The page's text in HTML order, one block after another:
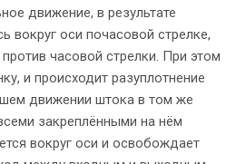
движение, в результате
вокруг оси почасовой стрелке,
часовой стрелки. При этом
и происходит разуплотнение
движении штока в том же
закреплёнными на нём
вокруг оси и освобождает